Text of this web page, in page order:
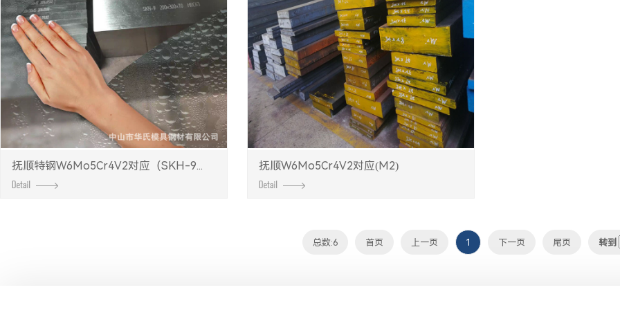
抚顺特钢W6Mo5Cr4V2对应（SKH-9... 抚顺W6Mo5Cr4V2对应(M2)
总数:6 首页 上一页 1 下一页 尾页 转到